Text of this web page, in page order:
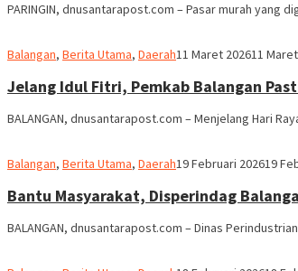
PARINGIN, dnusantarapost.com – Pasar murah yang
Balangan, Berita Utama, DaerahM.
11 Maret 202611
Jelang Idul Fitri, Pemkab Balangan
BALANGAN, dnusantarapost.com – Menjelang Hari
Balangan, Berita Utama, DaerahM.
19 Februari 202619
Bantu Masyarakat, Disperindag
BALANGAN, dnusantarapost.com – Dinas